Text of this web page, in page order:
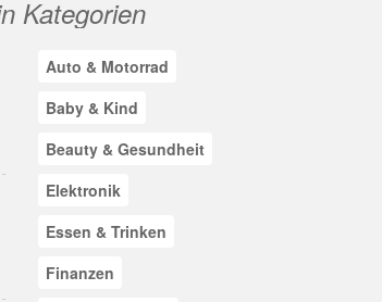
Kategorien
Auto & Motorrad
Baby & Kind
Beauty & Gesundheit
Elektronik
Essen & Trinken
Finanzen